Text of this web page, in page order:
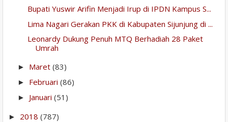
Bupati Yuswir Arifin Menjadi Irup di IPDN Kampus S...
Lima Nagari Gerakan PKK di Kabupaten Sijunjung di ...
Leonardy Dukung Penuh MTQ Berhadiah 28 Paket
Umrah
► Maret (83)
► Februari (86)
► Januari (51)
► 2018 (787)